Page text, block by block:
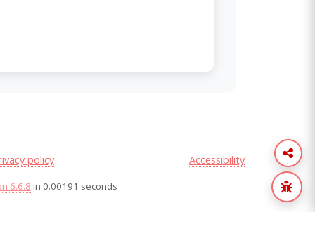
policy Accessibility
6.6.8 in 0.00191 seconds